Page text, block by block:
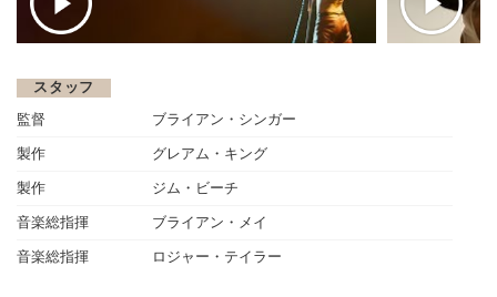
スタッフ
監督 ブライアン・シンガー
製作 グレアム・キング
製作 ジム・ビーチ
音楽総指揮 ブライアン・メイ
音楽総指揮 ロジャー・テイラー